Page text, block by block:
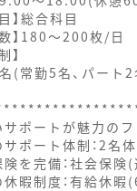
】総合科目
】180～200枚/日
】
(常勤5名、パート2
サポートが魅力の
ポート体制：2名
を完備：社会保
暇制度：有給休暇